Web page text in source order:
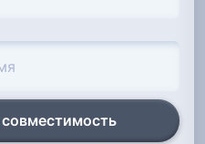
совместимость